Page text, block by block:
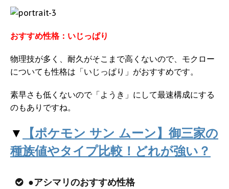
おすすめ性格：いじっぱり
物理技が多く、耐久がそこまで高くないので、モクロー
についても性格は「いじっぱり」がおすすめです。
素早さも低くないので「ようき」にして最速構成にする
のもありですね。
▼
【ポケモン サン ムーン】御三家の
種族値やタイプ比較！どれが強い？
●アシマリのおすすめ性格